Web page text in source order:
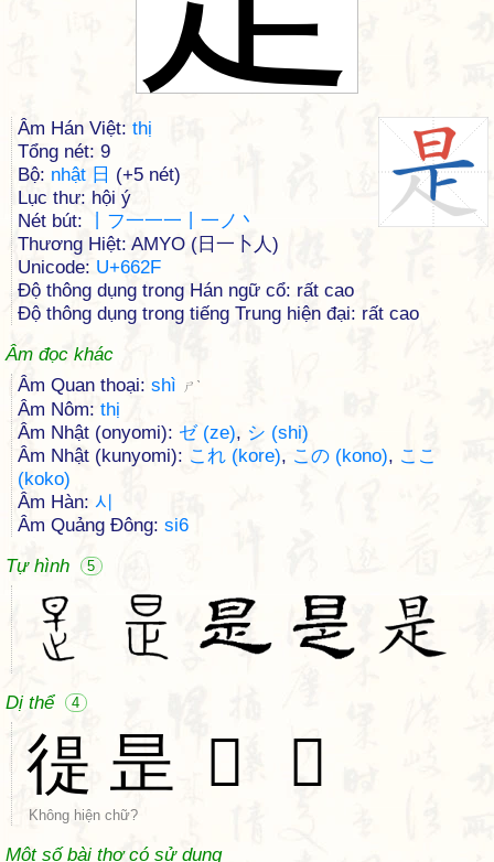
Âm Hán Việt: thị
Tổng nét: 9
Bộ: nhật 日 (+5 nét)
Lục thư: hội ý
Nét bút:
丨フ一一一丨一ノ丶
Thương Hiệt: AMYO (日一卜人)
Unicode: U+662F
Độ thông dụng trong Hán ngữ cổ: rất cao
Độ thông dụng trong tiếng Trung hiện đại: rất cao
Âm đọc khác
Âm Quan thoại: shì ㄕˋ
Âm Nôm: thị
Âm Nhật (onyomi): ゼ (ze), シ (shi)
Âm Nhật (kunyomi): これ (kore), この (kono), ここ
(koko)
Âm Hàn: 시
Âm Quảng Đông: si6
Tự hình
5
Dị thể 4
徥 昰 𣆞 𣊒
Không hiện chữ?
Một số bài thơ có sử dụng